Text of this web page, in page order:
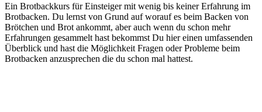
Ein Brotbackkurs für Einsteiger mit wenig bis keiner Erfahrung im
Brotbacken. Du lernst von Grund auf worauf es beim Backen von
Brötchen und Brot ankommt, aber auch wenn du schon mehr
Erfahrungen gesammelt hast bekommst Du hier einen umfassenden
Überblick und hast die Möglichkeit Fragen oder Probleme beim
Brotbacken anzusprechen die du schon mal hattest.